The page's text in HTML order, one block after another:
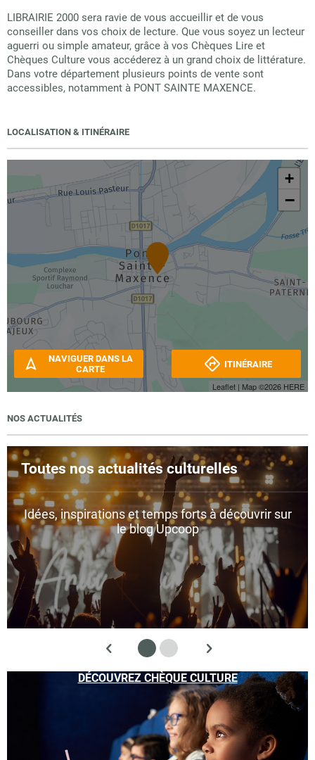
LIBRAIRIE 2000 sera ravie de vous accueillir et de vous
conseiller dans vos choix de lecture. Que vous soyez un lecteur
aguerri ou simple amateur, grâce à vos Chèques Lire et
Chèques Culture vous accéderez à un grand choix de littérature.
Dans votre département plusieurs points de vente sont
accessibles, notamment à PONT SAINTE MAXENCE.
LOCALISATION & ITINÉRAIRE
+
−
Leaflet | Map ©2026 HERE
NAVIGUER DANS LA
CARTE
ITINÉRAIRE
NOS ACTUALITÉS
Toutes nos actualités culturelles
Idées, inspirations et temps forts à découvrir sur
le blog Upcoop
DÉCOUVREZ CHÈQUE CULTURE